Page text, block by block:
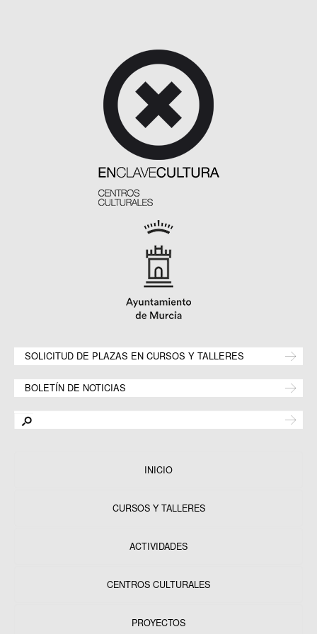
SOLICITUD DE PLAZAS EN CURSOS Y TALLERES
BOLETÍN DE NOTICIAS
INICIO
CURSOS Y TALLERES
ACTIVIDADES
CENTROS CULTURALES
PROYECTOS